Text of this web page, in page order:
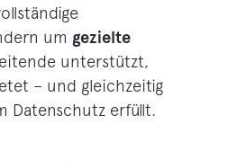
um gezielte
unterstützt,
– und gleichzeitig
Datenschutz erfüllt.